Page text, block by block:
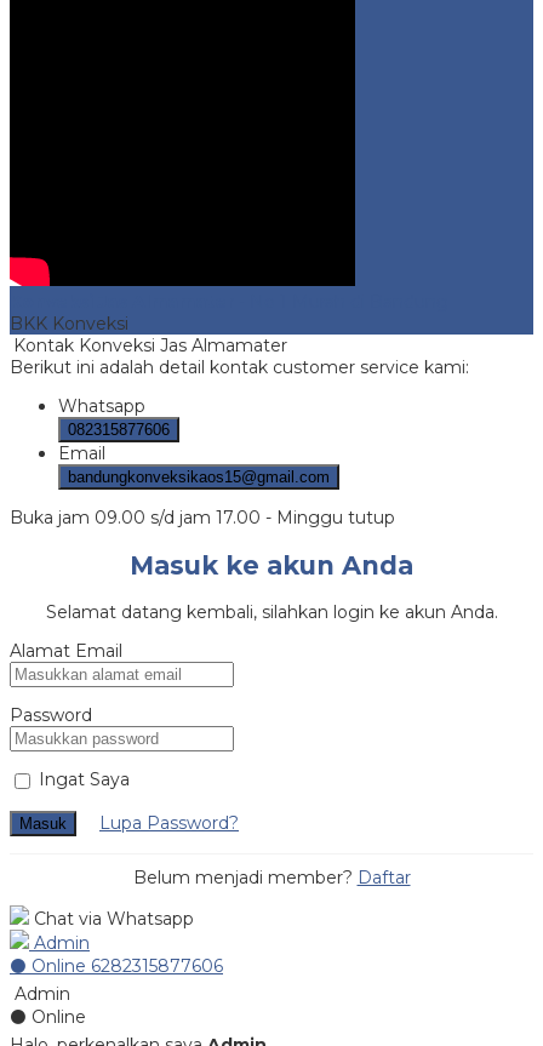
BKK Konveksi
Kontak Konveksi Jas Almamater
Berikut ini adalah detail kontak customer service kami:
Whatsapp
082315877606
Email
bandungkonveksikaos15@gmail.com
Buka jam 09.00 s/d jam 17.00 - Minggu tutup
Masuk ke akun Anda
Selamat datang kembali, silahkan login ke akun Anda.
Alamat Email
Password
Ingat Saya
Masuk Lupa Password?
Belum menjadi member? Daftar
Chat via Whatsapp
Admin
⚫ Online 6282315877606
Admin
⚫ Online